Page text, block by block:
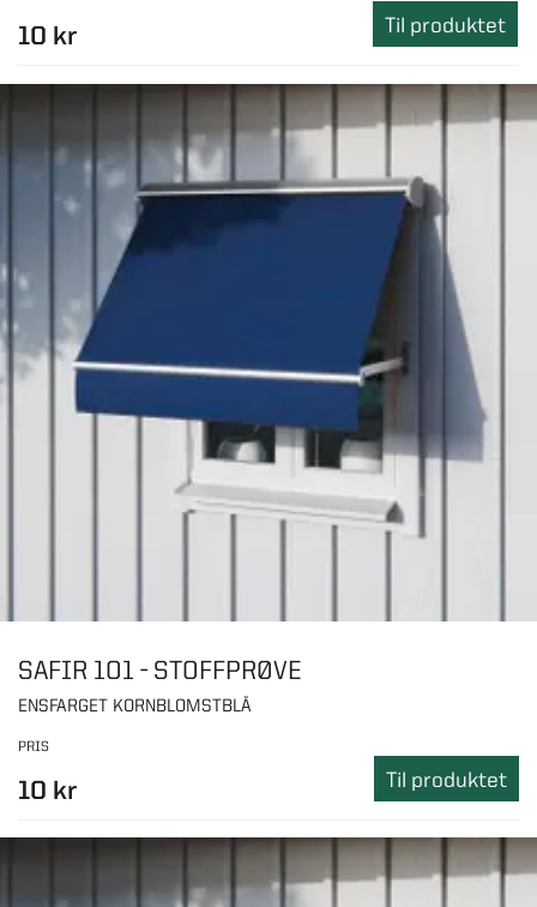
10 kr Til produktet
SAFIR 101 - STOFFPRØVE
ENSFARGET KORNBLOMSTBLÅ
PRIS
10 kr Til produktet